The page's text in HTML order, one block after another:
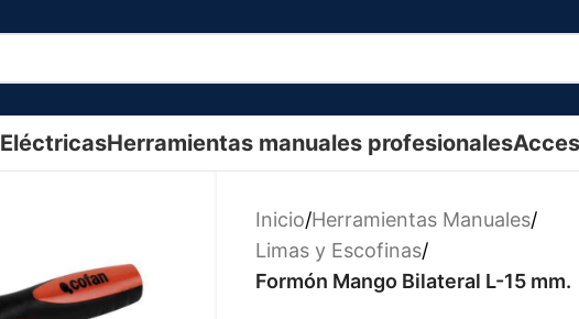
EléctricasHerramientas manuales profesionales
Inicio/Herramientas Manuales/
Limas y Escofinas/
Formón Mango Bilateral L-15 mm.